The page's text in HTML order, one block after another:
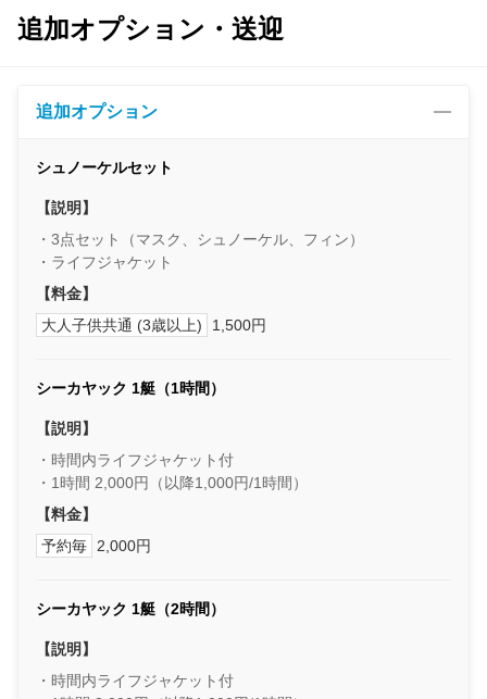
追加オプション・送迎
追加オプション
シュノーケルセット
【説明】
・3点セット（マスク、シュノーケル、フィン）
・ライフジャケット
【料金】
大人子供共通 (3歳以上)
1,500円
シーカヤック 1艇（1時間）
【説明】
・時間内ライフジャケット付
・1時間 2,000円（以降1,000円/1時間）
【料金】
予約毎
2,000円
シーカヤック 1艇（2時間）
【説明】
・時間内ライフジャケット付